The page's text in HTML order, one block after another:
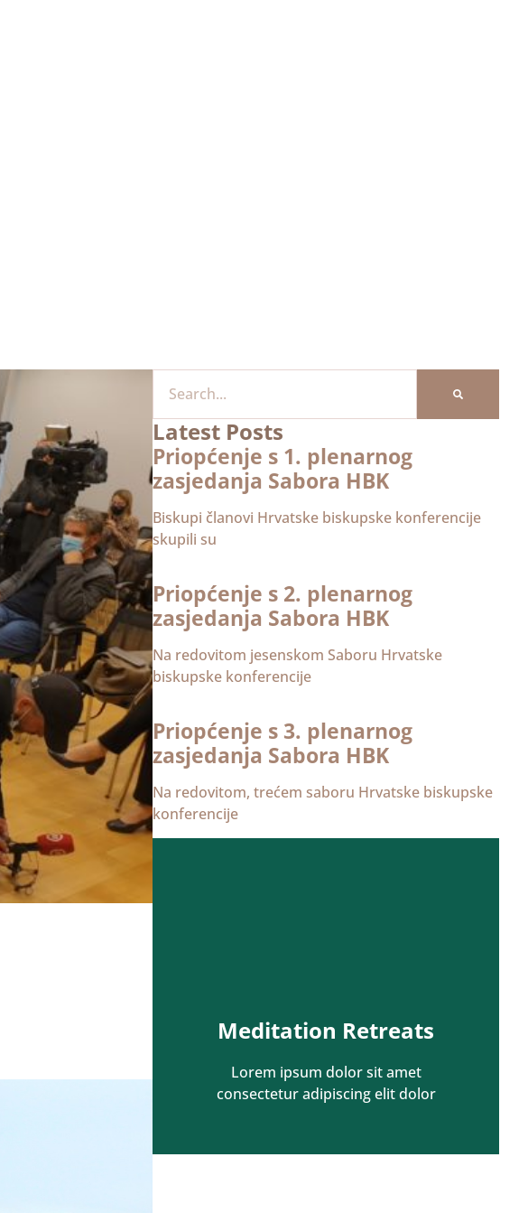
Latest Posts
Priopćenje s 1. plenarnog
zasjedanja Sabora HBK
Biskupi članovi Hrvatske biskupske konferencije
skupili su
Priopćenje s 2. plenarnog
zasjedanja Sabora HBK
Na redovitom jesenskom Saboru Hrvatske
biskupske konferencije
Priopćenje s 3. plenarnog
zasjedanja Sabora HBK
Na redovitom, trećem saboru Hrvatske biskupske
konferencije
Meditation Retreats
Lorem ipsum dolor sit amet
consectetur adipiscing elit dolor